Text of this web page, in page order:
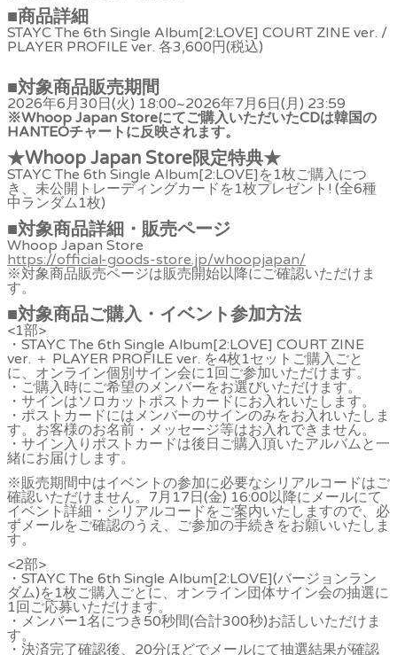
■商品詳細
STAYC The 6th Single Album[2:LOVE] COURT ZINE ver. /
PLAYER PROFILE ver. 各3,600円(税込)
■対象商品販売期間
2026年6月30日(火) 18:00~2026年7月6日(月) 23:59
※Whoop Japan Storeにてご購入いただいたCDは韓国の
HANTEOチャートに反映されます。
★Whoop Japan Store限定特典★
STAYC The 6th Single Album[2:LOVE]を1枚ご購入につ
き、未公開トレーディングカードを1枚プレゼント! (全6種
中ランダム1枚)
■対象商品詳細・販売ページ
Whoop Japan Store
https://official-goods-store.jp/whoopjapan/
※対象商品販売ページは販売開始以降にご確認いただけま
す。
■対象商品ご購入・イベント参加方法
<1部>
・STAYC The 6th Single Album[2:LOVE] COURT ZINE
ver. ＋ PLAYER PROFILE ver. を4枚1セットご購入ごと
に、オンライン個別サイン会に1回ご参加いただけます。
・ご購入時にご希望のメンバーをお選びいただけます。
・サインはソロカットポストカードにお入れいたします。
・ポストカードにはメンバーのサインのみをお入れいたしま
す。お客様のお名前・メッセージ等はお入れできません。
・サイン入りポストカードは後日ご購入頂いたアルバムと一
緒にお届けします。
※販売期間中はイベントの参加に必要なシリアルコードはご
確認いただけません。7月17日(金) 16:00以降にメールにて
イベント詳細・シリアルコードをご案内いたしますので、必
ずメールをご確認のうえ、ご参加の手続きをお願いいたしま
す。
<2部>
・STAYC The 6th Single Album[2:LOVE](バージョンラン
ダム)を1枚ご購入ごとに、オンライン団体サイン会の抽選に
1回ご応募いただけます。
・メンバー1名につき50秒間(合計300秒)お話しいただけま
す。
・決済完了確認後、20分ほどでメールにて抽選結果が確認